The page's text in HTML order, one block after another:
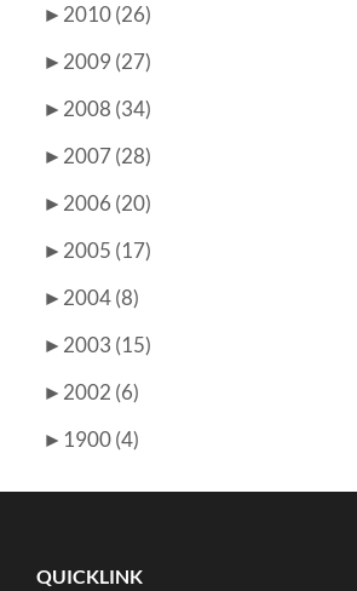
► 2010 (26)
► 2009 (27)
► 2008 (34)
► 2007 (28)
► 2006 (20)
► 2005 (17)
► 2004 (8)
► 2003 (15)
► 2002 (6)
► 1900 (4)
QUICKLINK